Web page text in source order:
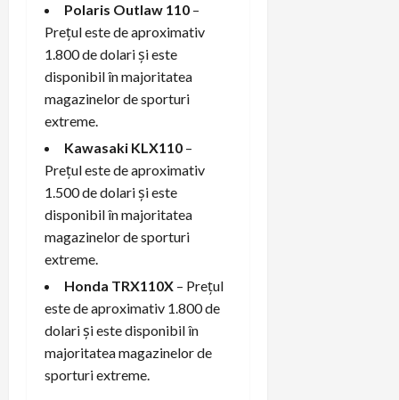
Polaris Outlaw 110 –
Prețul este de aproximativ
1.800 de dolari și este
disponibil în majoritatea
magazinelor de sporturi
extreme.
Kawasaki KLX110 –
Prețul este de aproximativ
1.500 de dolari și este
disponibil în majoritatea
magazinelor de sporturi
extreme.
Honda TRX110X – Prețul
este de aproximativ 1.800 de
dolari și este disponibil în
majoritatea magazinelor de
sporturi extreme.